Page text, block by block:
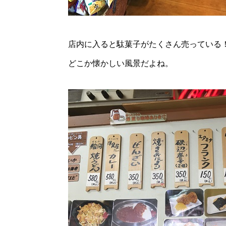
店内に入ると駄菓子がたくさん売っている
どこか懐かしい風景だよね。